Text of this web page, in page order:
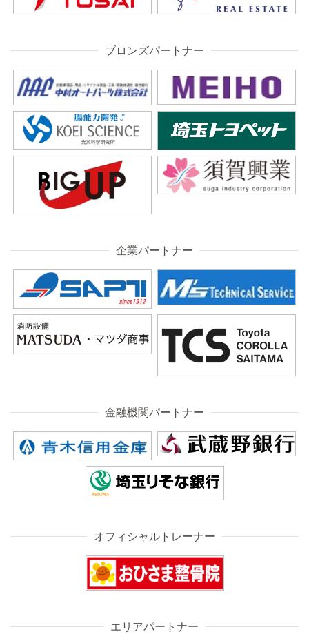
ブロンズパートナー
企業パートナー
金融機関パートナー
オフィシャルトレーナー
エリアパートナー